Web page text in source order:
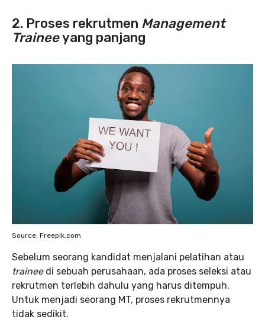
2. Proses rekrutmen Management
Traineeyang panjang
Source: Freepik.com
Sebelum seorang kandidat menjalani pelatihan atau
traineedi sebuah perusahaan, ada proses seleksi atau
rekrutmen terlebih dahulu yang harus ditempuh.
Untuk menjadi seorang MT, proses rekrutmennya
tidak sedikit.